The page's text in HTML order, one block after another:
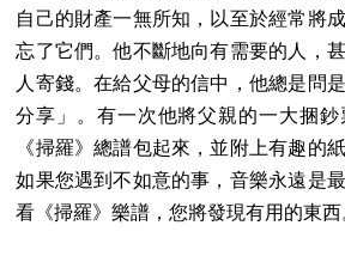
自己的財產一無所知，以至於經常將
忘了它們。他不斷地向有需要的人，
人寄錢。在給父母的信中，他總是問
分享」。有一次他將父親的一大捆鈔
《掃羅》總譜包起來，並附上有趣的
如果您遇到不如意的事，音樂永遠是
看《掃羅》樂譜，您將發現有用的東西